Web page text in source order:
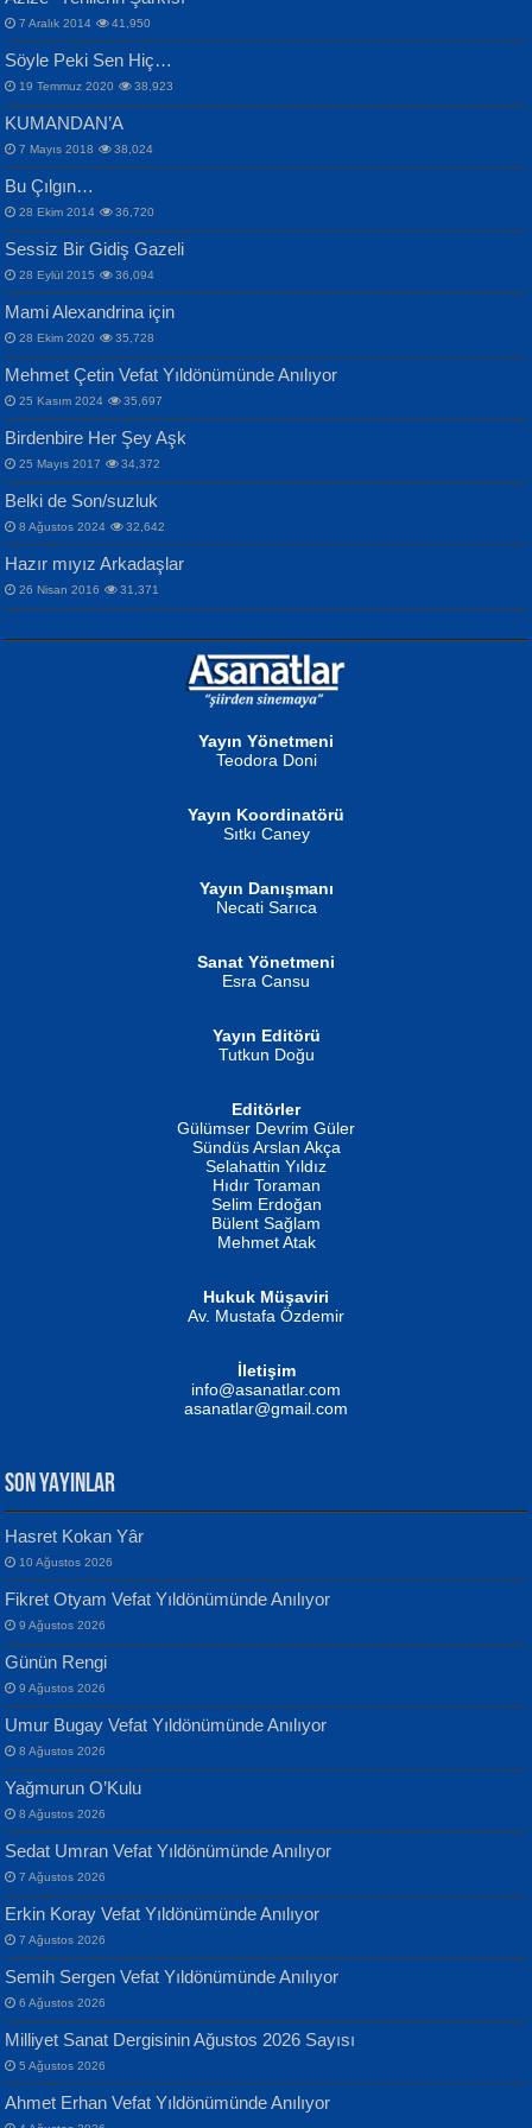
VAHDETTİN YİĞİTCAN
Samimiyet Nedir?...
İPEK ACAR SERT
Gazze’nin Şecaati, Ümmetin İmtihanı...
MAHMUT GÜRBÜZ
İbrahim Olmak ve Bitirebilmek...
NURAN KÖSE BAYDAR
İSMAİL OKUTAN
Erkeklerin Kahrolması Ne Demektir
MUSTAFA KELOĞLU
Yarına İz Bırakmak...
ATİLLA ÖZEN
Sultan Olmadan Önce Eyüp...
EKREM KARABABA
Yaralı Şiir...
Bülent Sağlam
Mescid-i Aksâ Üstüne Ay!...
Selahattin Yıldız
İdrakimle Üşürken...
Songül Özel
Mahzen...
Ben Deniz Değilim ki...
Evvel Zaman Tanrıçası...
Yılmaz Ekinci
Geceye Söylenen...
Banu Sancak
Defterimden İçeri...
İsmail Aydos
İnkisar...
Otuz Beş Yaş Şiiri...
ERDEM BAYAZIT
Sana, Bana, Vatanıma, Ülkemin
İnsanlarına Dair...
NAZIM HİKMET RAN
Bir Cezaevinde, Tecritteki Adamın
Mektupları...
7 Aralık 2014 41,950
Söyle Peki Sen Hiç…
19 Temmuz 2020 38,923
KUMANDAN’A
7 Mayıs 2018 38,024
Bu Çılgın…
28 Ekim 2014 36,720
Sessiz Bir Gidiş Gazeli
28 Eylül 2015 36,094
Mami Alexandrina için
28 Ekim 2020 35,728
Mehmet Çetin Vefat Yıldönümünde Anılıyor
25 Kasım 2024 35,697
Birdenbire Her Şey Aşk
25 Mayıs 2017 34,372
Belki de Son/suzluk
8 Ağustos 2024 32,642
Hazır mıyız Arkadaşlar
26 Nisan 2016 31,371
Yayın Yönetmeni
Teodora Doni
Yayın Koordinatörü
Sıtkı Caney
Yayın Danışmanı
Necati Sarıca
Sanat Yönetmeni
Esra Cansu
Yayın Editörü
Tutkun Doğu
Editörler
Gülümser Devrim Güler
Sündüs Arslan Akça
Selahattin Yıldız
Hıdır Toraman
Selim Erdoğan
Bülent Sağlam
Mehmet Atak
Hukuk Müşaviri
Av. Mustafa Özdemir
İletişim
info@asanatlar.com
asanatlar@gmail.com
SON YAYINLAR
Hasret Kokan Yâr
10 Ağustos 2026
Fikret Otyam Vefat Yıldönümünde Anılıyor
9 Ağustos 2026
Günün Rengi
9 Ağustos 2026
Umur Bugay Vefat Yıldönümünde Anılıyor
8 Ağustos 2026
Yağmurun O’Kulu
8 Ağustos 2026
Sedat Umran Vefat Yıldönümünde Anılıyor
7 Ağustos 2026
Erkin Koray Vefat Yıldönümünde Anılıyor
7 Ağustos 2026
Semih Sergen Vefat Yıldönümünde Anılıyor
6 Ağustos 2026
Milliyet Sanat Dergisinin Ağustos 2026 Sayısı
5 Ağustos 2026
Ahmet Erhan Vefat Yıldönümünde Anılıyor